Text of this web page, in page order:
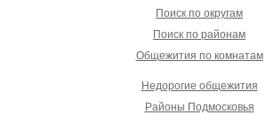
Поиск по округам
Поиск по районам
Общежития по комнатам
Недорогие общежития
Районы Подмосковья